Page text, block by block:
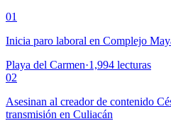
01
Inicia paro laboral en Complejo
Playa del Carmen·1,994 lecturas
02
Asesinan al creador de contenido
transmisión en Culiacán